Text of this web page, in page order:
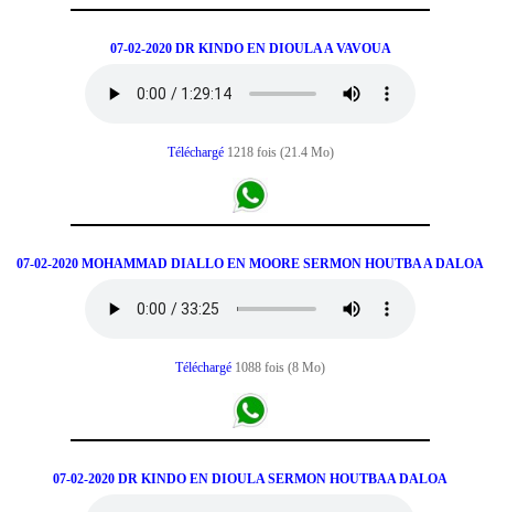
07-02-2020 DR KINDO EN DIOULA A VAVOUA
Téléchargé 1218 fois (21.4 Mo)
07-02-2020 MOHAMMAD DIALLO EN MOORE SERMON HOUTBA A DALOA
Téléchargé 1088 fois (8 Mo)
07-02-2020 DR KINDO EN DIOULA SERMON HOUTBAA DALOA